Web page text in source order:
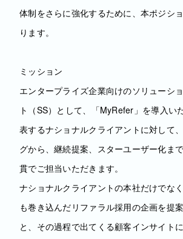
体制をさらに強化するために、本ポジシ
ります。
ミッション
エンタープライズ企業向けのソリューシ
ト（SS）として、「MyRefer」を導入い
表するナショナルクライアントに対して
グから、継続提案、スターユーザー化ま
貫でご担当いただきます。
ナショナルクライアントの本社だけでな
も巻き込んだリファラル採用の企画を提
と、その過程で出てくる顧客インサイト